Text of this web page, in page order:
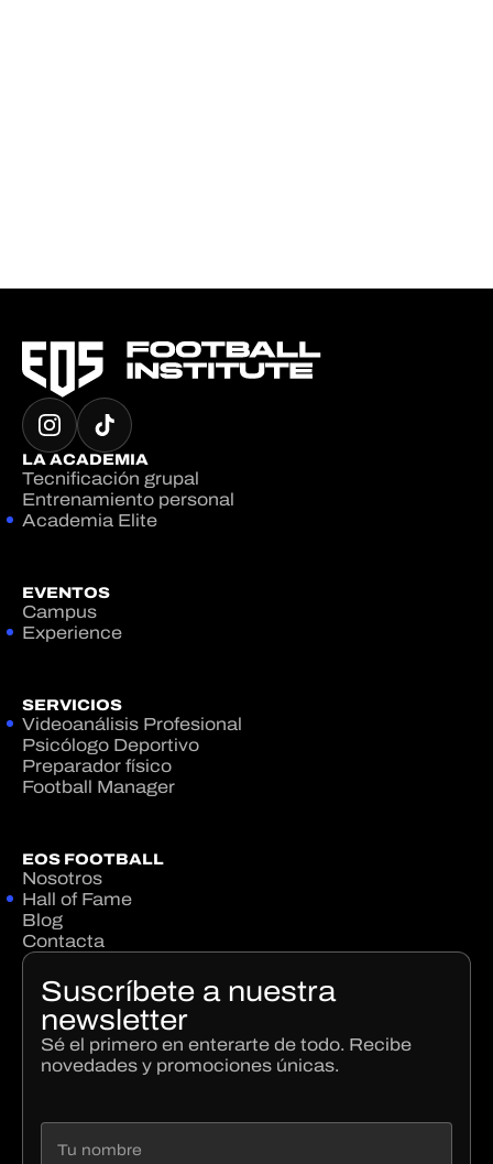
LA ACADEMIA
Tecnificación grupal
Entrenamiento personal
Academia Elite
EVENTOS
Campus
Experience
SERVICIOS
Videoanálisis Profesional
Psicólogo Deportivo
Preparador físico
Football Manager
EOS FOOTBALL
Nosotros
Hall of Fame
Blog
Contacta
Suscríbete a nuestra
newsletter
Sé el primero en enterarte de todo. Recibe
novedades y promociones únicas.